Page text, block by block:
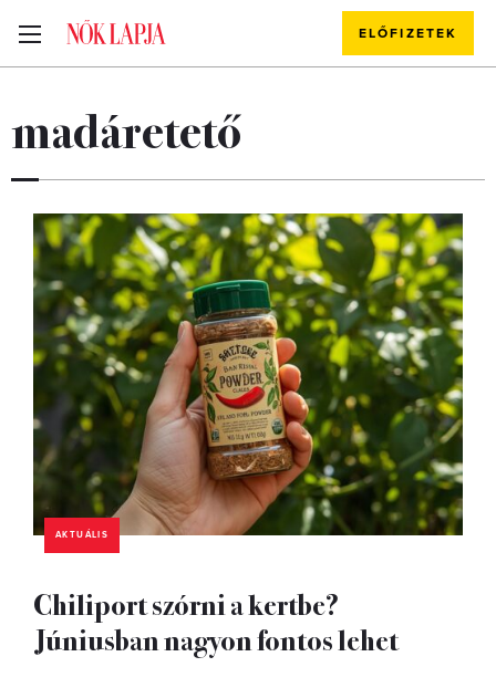
ELŐFIZETEK
madáretető
AKTUÁLIS
Chiliport szórni a kertbe?
Júniusban nagyon fontos lehet